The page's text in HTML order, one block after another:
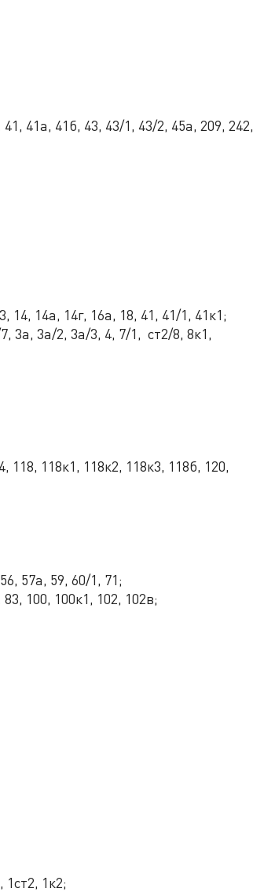
41а, 41б, 43, 43/1, 43/2, 45а, 209, 242,
14а, 14г, 16а, 18, 41, 41/1, 41к1;
3а, 3а/2, 3а/3, 4, 7/1, ст2/8, 8к1,
118к1, 118к2, 118к3, 118б, 120,
57а, 59, 60/1, 71;
100, 100к1, 102, 102в;
1к2;